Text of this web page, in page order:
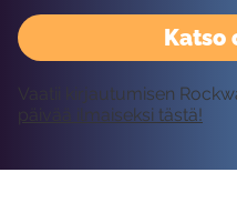
Katso
Vaatii kirjautumisen
päivää ilmaiseksi tästä!